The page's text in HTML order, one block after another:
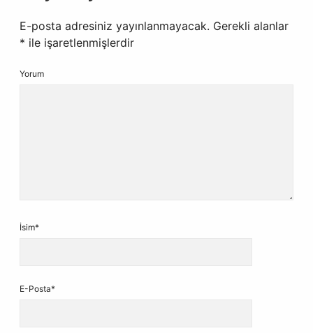
E-posta adresiniz yayınlanmayacak. Gerekli alanlar
* ile işaretlenmişlerdir
Yorum
İsim*
E-Posta*